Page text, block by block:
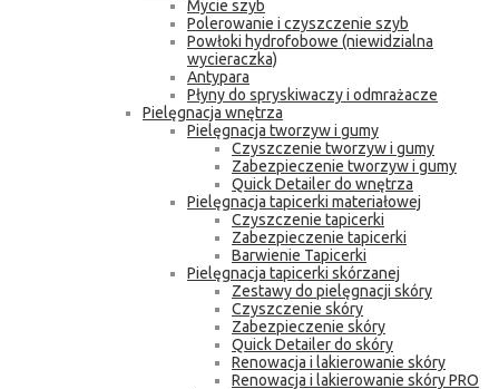
Mycie szyb
Polerowanie i czyszczenie szyb
Powłoki hydrofobowe (niewidzialna
wycieraczka)
Antypara
Płyny do spryskiwaczy i odmrażacze
Pielęgnacja wnętrza
Pielęgnacja tworzyw i gumy
Czyszczenie tworzyw i gumy
Zabezpieczenie tworzyw i gumy
Quick Detailer do wnętrza
Pielęgnacja tapicerki materiałowej
Czyszczenie tapicerki
Zabezpieczenie tapicerki
Barwienie Tapicerki
Pielęgnacja tapicerki skórzanej
Zestawy do pielęgnacji skóry
Czyszczenie skóry
Zabezpieczenie skóry
Quick Detailer do skóry
Renowacja i lakierowanie skóry
Renowacja i lakierowanie skóry PRO